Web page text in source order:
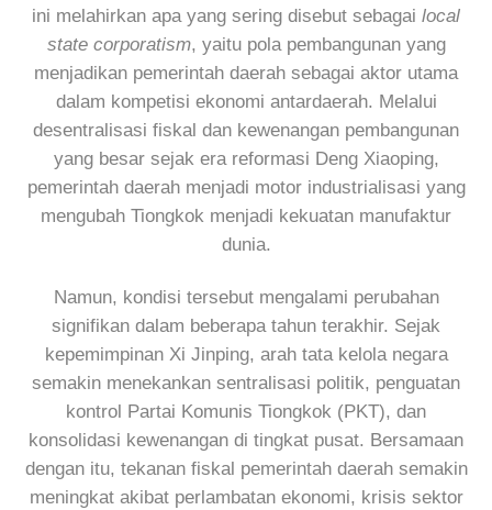
ini melahirkan apa yang sering disebut sebagai local
state corporatism, yaitu pola pembangunan yang
menjadikan pemerintah daerah sebagai aktor utama
dalam kompetisi ekonomi antardaerah. Melalui
desentralisasi fiskal dan kewenangan pembangunan
yang besar sejak era reformasi Deng Xiaoping,
pemerintah daerah menjadi motor industrialisasi yang
mengubah Tiongkok menjadi kekuatan manufaktur
dunia.
Namun, kondisi tersebut mengalami perubahan
signifikan dalam beberapa tahun terakhir. Sejak
kepemimpinan Xi Jinping, arah tata kelola negara
semakin menekankan sentralisasi politik, penguatan
kontrol Partai Komunis Tiongkok (PKT), dan
konsolidasi kewenangan di tingkat pusat. Bersamaan
dengan itu, tekanan fiskal pemerintah daerah semakin
meningkat akibat perlambatan ekonomi, krisis sektor